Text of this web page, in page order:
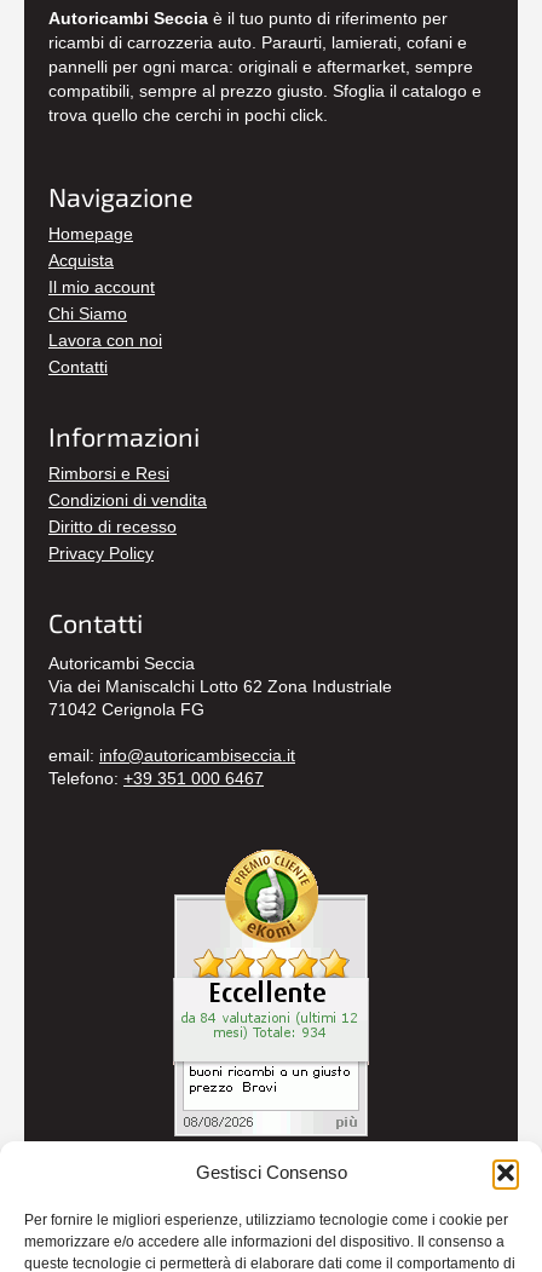
Gestisci Consenso
Per fornire le migliori esperienze, utilizziamo tecnologie come i cookie per
memorizzare e/o accedere alle informazioni del dispositivo. Il consenso a
queste tecnologie ci permetterà di elaborare dati come il comportamento di
Autoricambi Seccia è il tuo punto di riferimento per
ricambi di carrozzeria auto. Paraurti, lamierati, cofani e
pannelli per ogni marca: originali e aftermarket, sempre
compatibili, sempre al prezzo giusto. Sfoglia il catalogo e
trova quello che cerchi in pochi click.
Navigazione
Homepage
Acquista
Il mio account
Chi Siamo
Lavora con noi
Contatti
Informazioni
Rimborsi e Resi
Condizioni di vendita
Diritto di recesso
Privacy Policy
Contatti
Autoricambi Seccia
Via dei Maniscalchi Lotto 62 Zona Industriale
71042 Cerignola FG
email: info@autoricambiseccia.it
Telefono: +39 351 000 6467
Credits